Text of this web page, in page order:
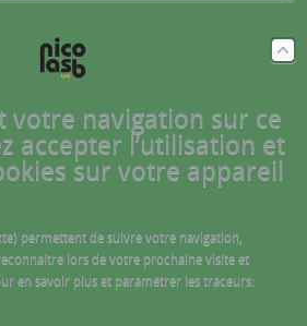
votre navigation sur ce
accepter l’utilisation et
sur votre appareil
permettent de suivre votre navigation,
lors de votre prochaine visite et
en savoir plus et paramétrer les traceurs: